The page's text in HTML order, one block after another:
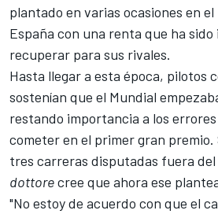
plantado en varias ocasiones en el
España con una renta que ha sido
recuperar para sus rivales.
Hasta llegar a esta época, pilotos
sostenían que el Mundial
restando importancia a los
cometer en el primer gran premio.
tres carreras disputadas fuera
dottorecree que ahora ese
"No estoy de acuerdo con que el